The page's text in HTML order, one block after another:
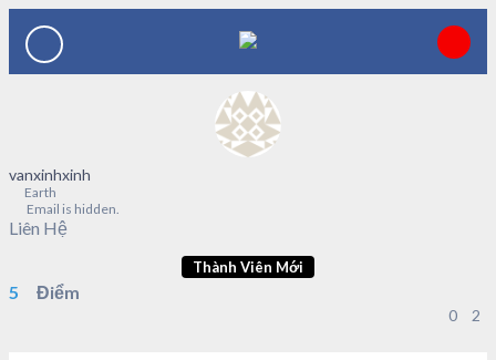
vanxinhxinh
Earth
Email is hidden.
Liên Hệ
Thành Viên Mới
5 Điểm
0 2